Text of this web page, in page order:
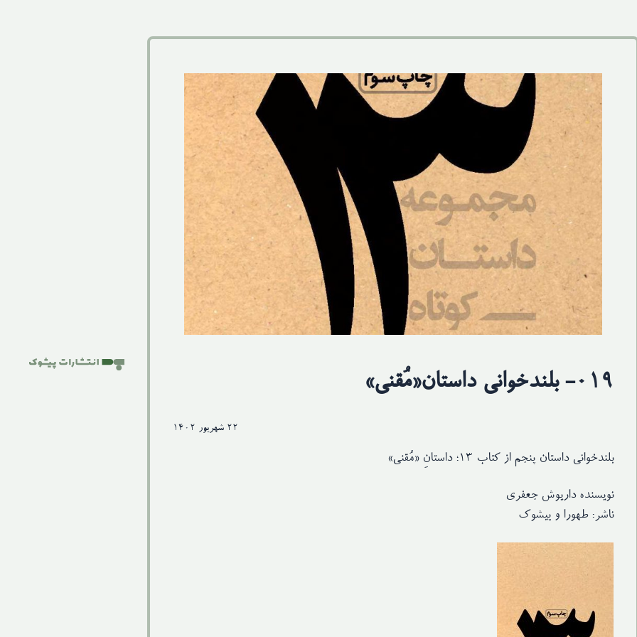
۰۱۹- بلندخوانی داستان«مُقنی»
۲۲ شهریور ۱۴۰۲
بلندخوانی داستان پنجم از کتاب ۱۳؛ داستانِ «مُقنی»
نویسنده داریوش جعفری
ناشر: طهورا و پیشوک